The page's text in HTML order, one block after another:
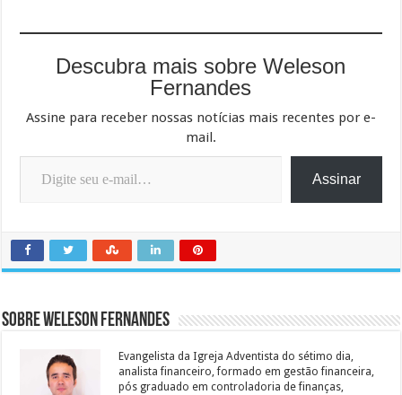
Descubra mais sobre Weleson
Fernandes
Assine para receber nossas notícias mais recentes por e-
mail.
Digite seu e-mail…
Assinar
Sobre Weleson Fernandes
Evangelista da Igreja Adventista do sétimo dia,
analista financeiro, formado em gestão financeira,
pós graduado em controladoria de finanças,